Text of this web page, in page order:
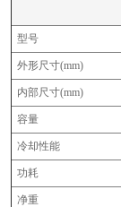
型号
外形尺寸(mm)
内部尺寸(mm)
容量
冷却性能
功耗
净重